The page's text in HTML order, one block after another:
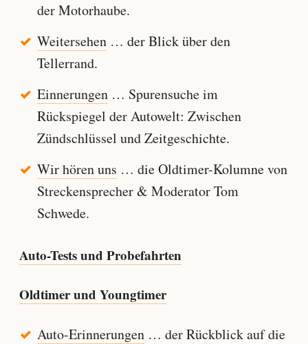
der Motorhaube.
Weitersehen… der Blick über den
Tellerrand.
Einnerungen… Spurensuche im
Rückspiegel der Autowelt: Zwischen
Zündschlüssel und Zeitgeschichte.
Wir hören uns … die Oldtimer-Kolumne von
Streckensprecher & Moderator Tom
Schwede.
Auto-Tests und Probefahrten
Oldtimer und Youngtimer
Auto-Erinnerungen… der Rückblick auf die